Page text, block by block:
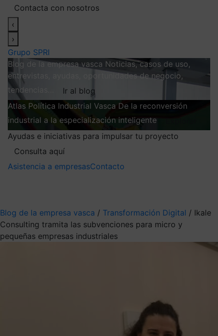
Contacta con nosotros
‹
›
Grupo SPRI
Blog de la empresa vasca Noticias, casos de uso,
entrevistas, ayudas, oportunidades de negocio,
tendencias…
Ir al blog
Atlas Política Industrial Vasca De la reconversión
industrial a la especialización inteligente
Ayudas e iniciativas para impulsar tu proyecto
Consulta aquí
Asistencia a empresasContacto
Blog de la empresa vasca / Transformación Digital / Ikale
Consulting tramita las subvenciones para micro y
pequeñas empresas industriales